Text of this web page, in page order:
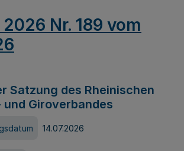
Nr. 189 vom
Satzung des Rheinischen
Giroverbandes
14.07.2026